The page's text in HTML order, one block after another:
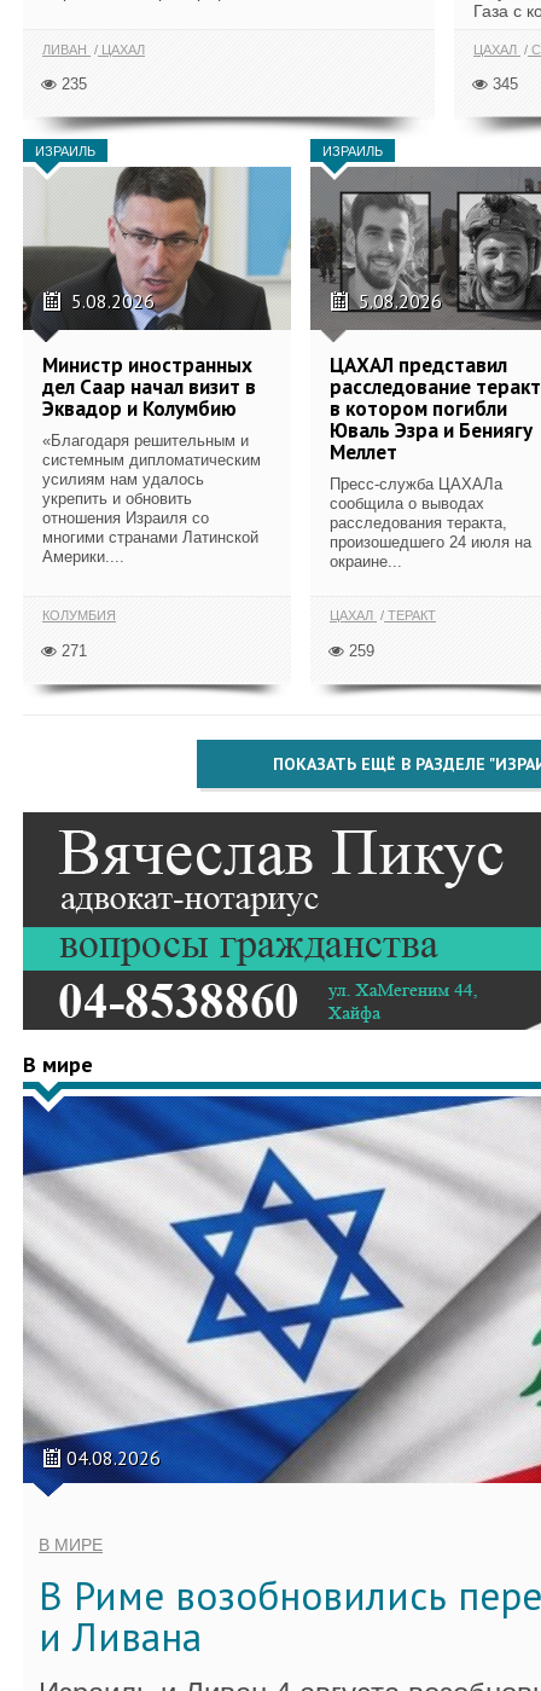
ЛИВАН ЦАХАЛ
235
Газа с
ЦАХАЛ
345
ИЗРАИЛЬ
5.08.2026
Министр иностранных
дел Саар начал визит в
Эквадор и Колумбию
«Благодаря решительным и
системным дипломатическим
усилиям нам удалось
укрепить и обновить
отношения Израиля со
многими странами Латинской
Америки....
КОЛУМБИЯ
271
ИЗРАИЛЬ
5.08.2026
ЦАХАЛ представил
расследование
в котором погибли
Юваль Эзра и Бениягу
Меллет
Пресс-служба ЦАХАЛа
сообщила о выводах
расследования теракта,
произошедшего 24 июля на
окраине...
ЦАХАЛ ТЕРАКТ
259
ПОКАЗАТЬ ЕЩЁ В РАЗДЕЛЕ
В мире
04.08.2026
В МИРЕ
В Риме возобновились
и Ливана